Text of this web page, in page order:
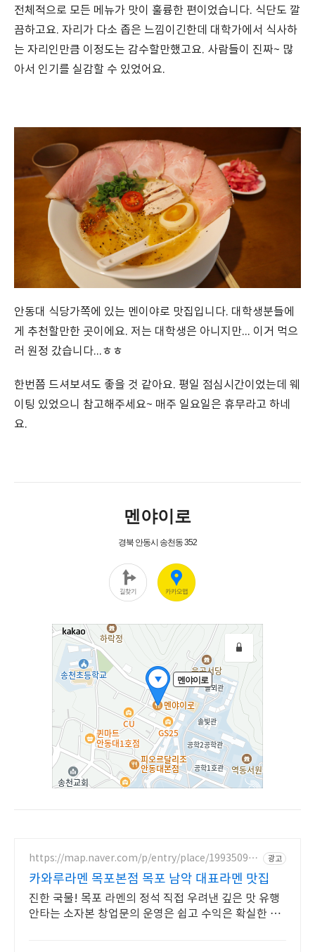
전체적으로 모든 메뉴가 맛이 훌륭한 편이었습니다. 식단도 깔
끔하고요. 자리가 다소 좁은 느낌이긴한데 대학가에서 식사하
는 자리인만큼 이정도는 감수할만했고요. 사람들이 진짜~ 많
아서 인기를 실감할 수 있었어요.
안동대 식당가쪽에 있는 멘이야로 맛집입니다. 대학생분들에
게 추천할만한 곳이에요. 저는 대학생은 아니지만... 이거 먹으
러 원정 갔습니다...ㅎㅎ
한번쯤 드셔보셔도 좋을 것 같아요. 평일 점심시간이었는데 웨
이팅 있었으니 참고해주세요~ 매주 일요일은 휴무라고 하네
요.
https://map.naver.com/p/entry/place/199350994
광고
카와루라멘 목포본점 목포 남악 대표라멘 맛집
진한 국물! 목포 라멘의 정석 직접 우려낸 깊은 맛 유행
안타는 소자본 창업문의 운영은 쉽고 수익은 확실한 브